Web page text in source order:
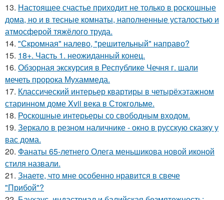
13. Настоящее счастье приходит не только в роскошные
дома, но и в тесные комнаты, наполненные усталостью и
атмосферой тяжёлого труда.
14. "Скромная" налево, "решительный" направо?
15. 18+. Часть 1. неожиданный конец.
16. Обзорная экскурсия в Республике Чечня г. шали
мечеть пророка Мухаммеда.
17. Классический интерьер квартиры в четырёхэтажном
старинном доме Xvii века в Стокгольме.
18. Роскошные интерьеры со свободным входом.
19. Зеркало в резном наличнике - окно в русскую сказку у
вас дома.
20. Фанаты 65-летнего Олега меньшикова новой иконой
стиля назвали.
21. Знаете, что мне особенно нравится в свече
"Прибой"?